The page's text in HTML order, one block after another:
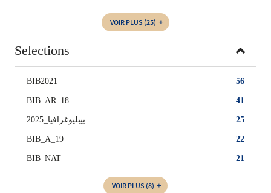
VOIR PLUS (25)
Selections
56
BIB2021
41
BIB_AR_18
25 بيبليوغرافيا_2025
22
BIB_A_19
21
BIB_NAT_
VOIR PLUS (8)